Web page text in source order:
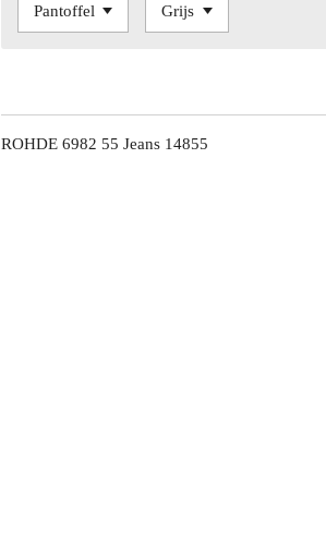
ROHDE 6982 55 Jeans 14855